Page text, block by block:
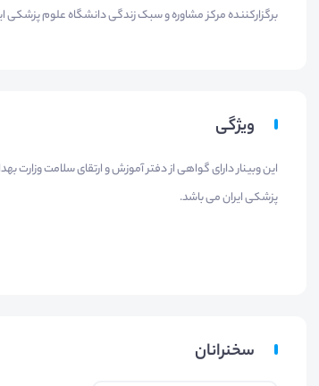
برگزارکننده مرکز مشاوره و سبک زندگی دانشگاه علوم پزشکی
ویژگی
این وبینار دارای گواهی از دفتر آموزش و ارتقای سلامت
پزشکی ایران می باشد.
سخنرانان